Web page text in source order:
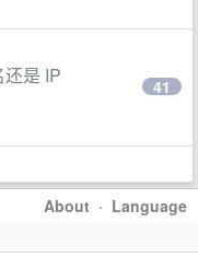
是 IP
41
About · Language